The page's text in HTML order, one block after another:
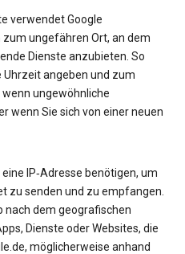
verwendet Google
ungefähren Ort, an dem
Dienste anzubieten. So
Uhrzeit angeben und zum
ungewöhnliche
wenn Sie sich von einer neuen
IP‑Adresse benötigen, um
zu senden und zu empfangen.
nach dem geografischen
Dienste oder Websites, die
möglicherweise anhand